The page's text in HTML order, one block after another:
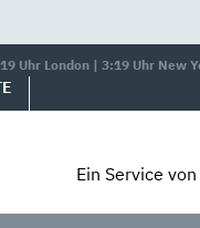
Uhr London | 3:19 Uhr New
Ein Service von